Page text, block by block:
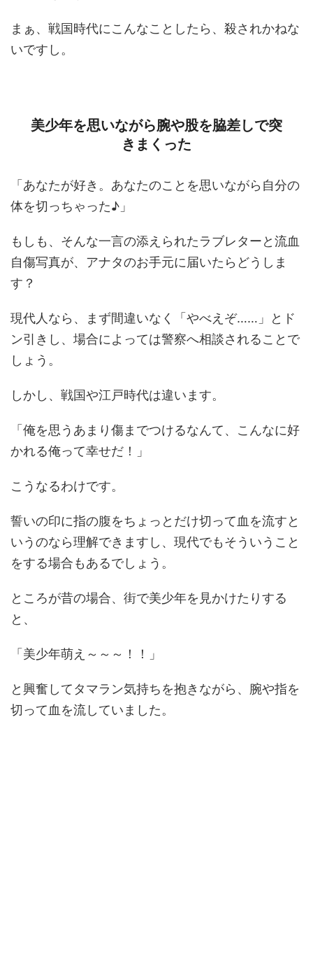
まぁ、戦国時代にこんなことしたら、殺されかねな
いですし。
美少年を思いながら腕や股を脇差しで突
きまくった
「あなたが好き。あなたのことを思いながら自分の
体を切っちゃった♪」
もしも、そんな一言の添えられたラブレターと流血
自傷写真が、アナタのお手元に届いたらどうしま
す？
現代人なら、まず間違いなく「やべえぞ……」とド
ン引きし、場合によっては警察へ相談されることで
しょう。
しかし、戦国や江戸時代は違います。
「俺を思うあまり傷までつけるなんて、こんなに好
かれる俺って幸せだ！」
こうなるわけです。
誓いの印に指の腹をちょっとだけ切って血を流すと
いうのなら理解できますし、現代でもそういうこと
をする場合もあるでしょう。
ところが昔の場合、街で美少年を見かけたりする
と、
「美少年萌え～～～！！」
と興奮してタマラン気持ちを抱きながら、腕や指を
切って血を流していました。